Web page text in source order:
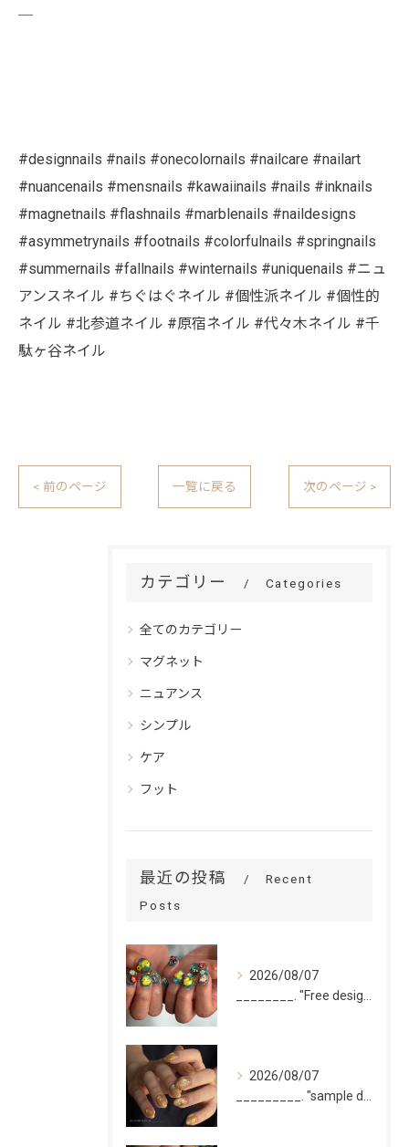
#designnails #nails #onecolornails #nailcare #nailart
#nuancenails #mensnails #kawaiinails #nails #inknails
#magnetnails #flashnails #marblenails #naildesigns
#asymmetrynails #footnails #colorfulnails #springnails
#summernails #fallnails #winternails #uniquenails #ニュ
アンスネイル #ちぐはぐネイル #個性派ネイル #個性的
ネイル #北参道ネイル #原宿ネイル #代々木ネイル #千
駄ヶ谷ネイル
< 前のページ 一覧に戻る 次のページ >
カテゴリー Categories
全てのカテゴリー
マグネット
ニュアンス
シンプル
ケア
フット
最近の投稿
Recent
Posts
2026/08/07
2026/08/07